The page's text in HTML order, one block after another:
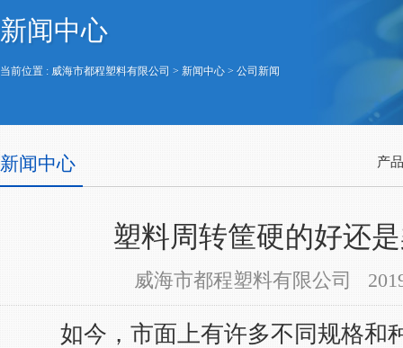
新闻中心
当前位置 : 威海市都程塑料有限公司 > 新闻中心 > 公司新闻
新闻中心 产
塑料周转筐硬的好还
威海市都程塑料有限公司
如今，市面上有许多不同规格和